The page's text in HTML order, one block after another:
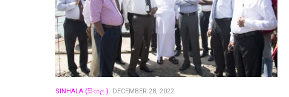
SINHALA (සිංහල ). DECEMBER 28, 2022